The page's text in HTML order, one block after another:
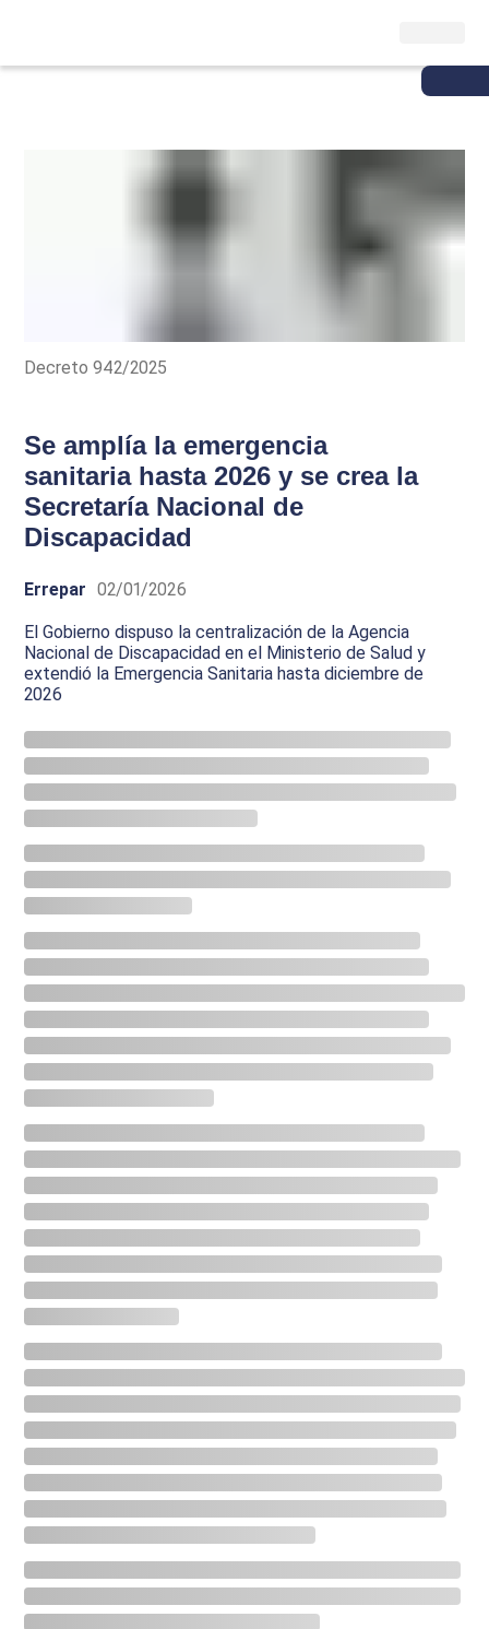
Decreto 942/2025
Se amplía la emergencia
sanitaria hasta 2026 y se crea la
Secretaría Nacional de
Discapacidad
Errepar 02/01/2026
El Gobierno dispuso la centralización de la Agencia
Nacional de Discapacidad en el Ministerio de Salud y
extendió la Emergencia Sanitaria hasta diciembre de
2026